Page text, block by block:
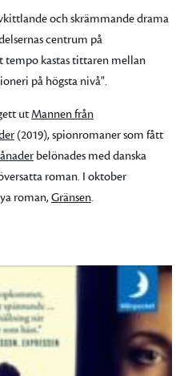
och skrämmande drama
centrum på
tempo kastas tittaren mellan
på högsta nivå".
utMannen från
(2019), spionromaner som fått
belönades med danska
roman. I oktober
roman, Gränsen.